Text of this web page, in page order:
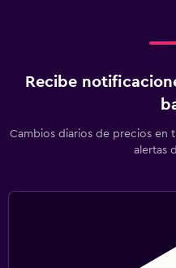
Recibe
Cambios diarios de precios en
alertas